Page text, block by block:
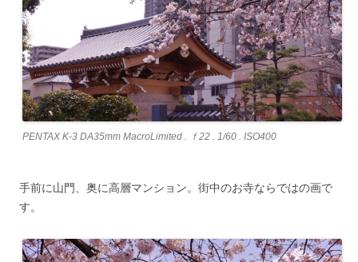
PENTAX K-3 DA35mm MacroLimited . ｆ22 . 1/60 . ISO400
手前に山門、奥に高層マンション。街中のお寺ならではの画で
す。